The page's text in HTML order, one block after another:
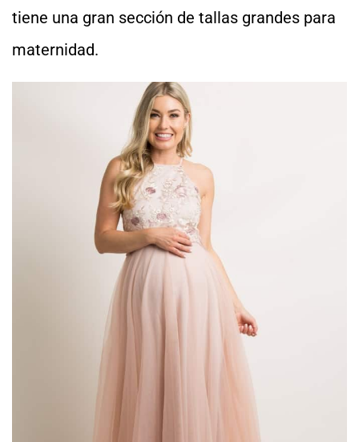
tiene una gran sección de tallas grandes para
maternidad.